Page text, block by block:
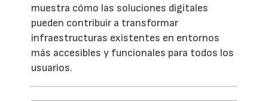
muestra cómo las soluciones digitales
pueden contribuir a transformar
infraestructuras existentes en entornos
más accesibles y funcionales para todos los
usuarios.